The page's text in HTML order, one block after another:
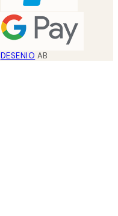
DESENIO AB